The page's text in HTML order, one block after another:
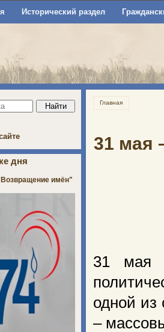
Исторический раздел
Главная
31 мая
31 мая
одной из
–
дня
имён"